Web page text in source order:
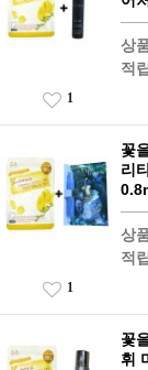
상
적
1
꽃
리
상
적
1
꽃
휘